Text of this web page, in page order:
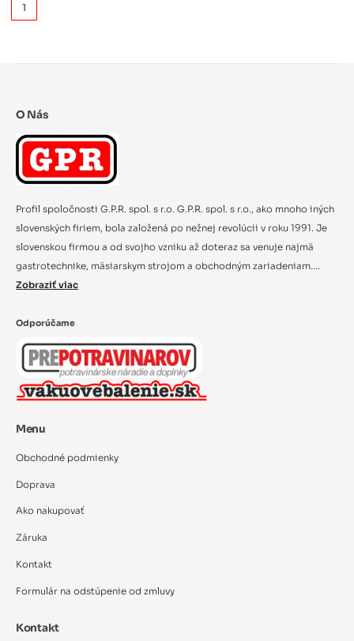
1
O Nás
Profil spoločnosti G.P.R. spol. s r.o. G.P.R. spol. s r.o., ako mnoho iných
slovenských firiem, bola založená po nežnej revolúcii v roku 1991. Je
slovenskou firmou a od svojho vzniku až doteraz sa venuje najmä
gastrotechnike, mäsiarskym strojom a obchodným zariadeniam....
Zobraziť viac
Odporúčame
Menu
Obchodné podmienky
Doprava
Ako nakupovať
Záruka
Kontakt
Formulár na odstúpenie od zmluvy
Kontakt